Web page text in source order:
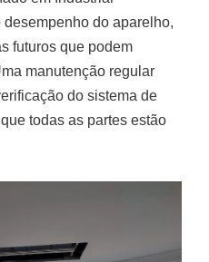
desempenho do aparelho,
futuros que podem
manutenção regular
do sistema de
todas as partes estão